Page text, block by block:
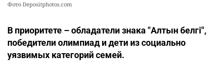
Фото Depositphotos.com
В приоритете – обладатели знака "Алтын белгі",
победители олимпиад и дети из социально
уязвимых категорий семей.